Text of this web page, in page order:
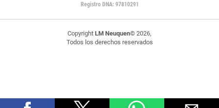
Registro DNA: 97810291
Copyright LM Neuquen© 2026,
Todos los derechos reservados